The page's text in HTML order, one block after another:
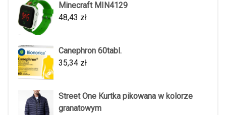
Minecraft MIN4129
48,43 zł
Canephron 60tabl.
35,34 zł
Street One Kurtka pikowana w kolorze
granatowym